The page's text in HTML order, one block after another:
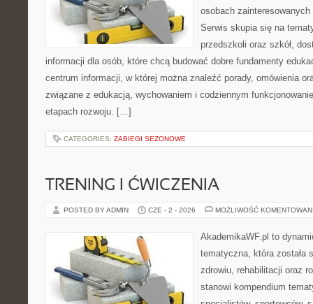
osobach
Serwis skupia się na
przedszkoli oraz szkół,
informacji dla osób, które chcą budować dobre fundamenty
centrum informacji, w której można znaleźć porady, omówienia
związane z edukacją, wychowaniem i codziennym
etapach rozwoju. […]
CATEGORIES: ZABIEGI SEZONOWE
TRENING I ĆWICZENIA
POSTED BY ADMIN CZE - 2 - 2026 MOŻLIWOŚĆ
AkademikaWF.pl to
tematyczna, która została
zdrowiu, rehabilitacji oraz
stanowi kompendium